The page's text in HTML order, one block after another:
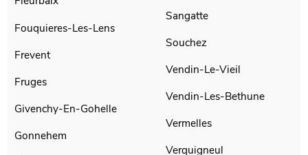
Fouquieres-Les-Lens
Frevent
Fruges
Givenchy-En-Gohelle
Gonnehem
Sangatte
Souchez
Vendin-Le-Vieil
Vendin-Les-Bethune
Vermelles
Verquigneul